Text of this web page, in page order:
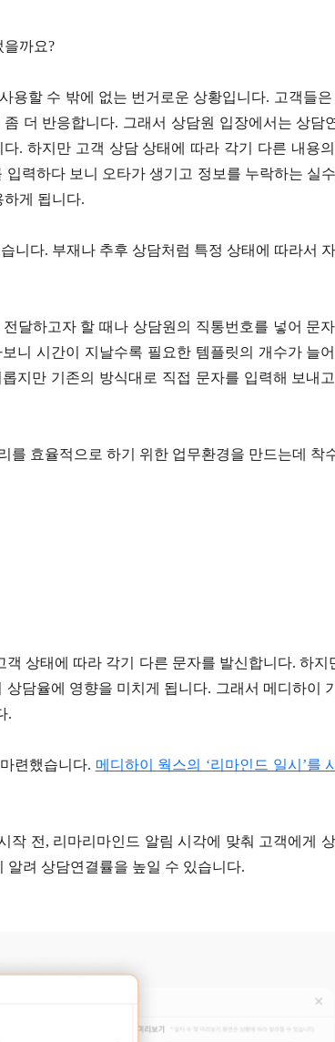
까요?
용할 수 밖에 없는 번거로운 상황입니다. 고객들은
더 반응합니다. 그래서 상담원 입장에서는 상담
다. 하지만 고객 상담 상태에 따라 각기 다른 내용
력하다 보니 오타가 생기고 정보를 누락하는 실수
게 됩니다.
니다. 부재나 추후 상담처럼 특정 상태에 따라서
달하고자 할 때나 상담원의 직통번호를 넣어 문
니 시간이 지날수록 필요한 템플릿의 개수가 늘어
지만 기존의 방식대로 직접 문자를 입력해 보내
효율적으로 하기 위한 업무환경을 만드는데 착
객 상태에 따라 각기 다른 문자를 발신합니다. 하지
담율에 영향을 미치게 됩니다. 그래서 메디하이
.
련했습니다. 메디하이 웍스의 ‘리마인드 일시’를
작 전, 리마리마인드 알림 시각에 맞춰 고객에게
알려 상담연결률을 높일 수 있습니다.